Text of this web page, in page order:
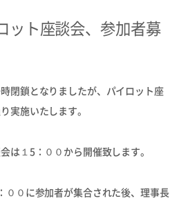
ット座談会、参加者募
閉鎖となりましたが、パイロット座
実施いたします。
は１5：００から開催致します。
００に参加者が集合された後、理事長